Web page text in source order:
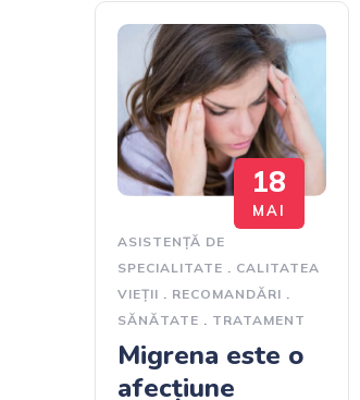
18
MAI
ASISTENȚĂ DE
SPECIALITATE . CALITATEA
VIEȚII . RECOMANDĂRI .
SĂNĂTATE . TRATAMENT
Migrena este o
afecțiune